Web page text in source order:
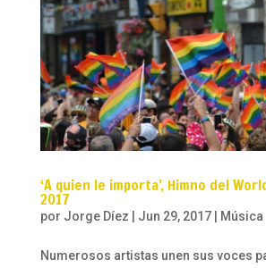
‘A quien le importa’, Himno del
2017
por Jorge Díez Jun 29, 2017| Música
Numerosos artistas unen sus voces